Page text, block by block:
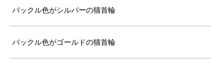
バックル色がシルバーの猫首輪
バックル色がゴールドの猫首輪